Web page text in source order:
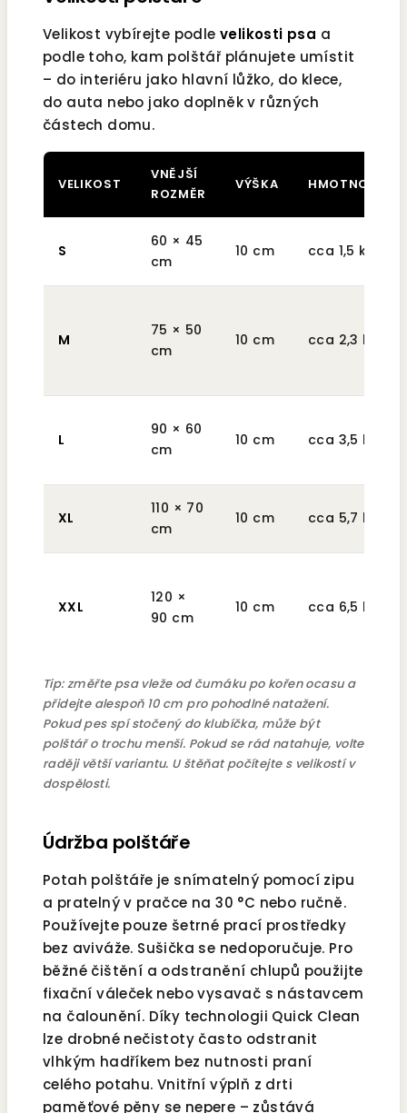
Velikost vybírejte podle velikosti psa a
podle toho, kam polštář plánujete umístit
– do interiéru jako hlavní lůžko, do klece,
do auta nebo jako doplněk v různých
částech domu.
VELIKOST
VNĚJŠÍ
ROZMĚR
VÝŠKA HMOTNOST
S
60 × 45
cm
10 cm cca 1,5 kg
M
75 × 50
cm
10 cm cca 2,3 kg
L
90 × 60
cm
10 cm cca 3,5 kg
XL
110 × 70
cm
10 cm cca 5,7 kg
XXL
120 ×
90 cm
10 cm cca 6,5 kg
Tip: změřte psa vleže od čumáku po kořen ocasu a
přidejte alespoň 10 cm pro pohodlné natažení.
Pokud pes spí stočený do klubíčka, může být
polštář o trochu menší. Pokud se rád natahuje, volte
raději větší variantu. U štěňat počítejte s velikostí v
dospělosti.
Údržba polštáře
Potah polštáře je snímatelný pomocí zipu
a pratelný v pračce na 30 °C nebo ručně.
Používejte pouze šetrné prací prostředky
bez aviváže. Sušička se nedoporučuje. Pro
běžné čištění a odstranění chlupů použijte
fixační váleček nebo vysavač s nástavcem
na čalounění. Díky technologii Quick Clean
lze drobné nečistoty často odstranit
vlhkým hadříkem bez nutnosti praní
celého potahu. Vnitřní výplň z drti
paměťové pěny se nepere – zůstává